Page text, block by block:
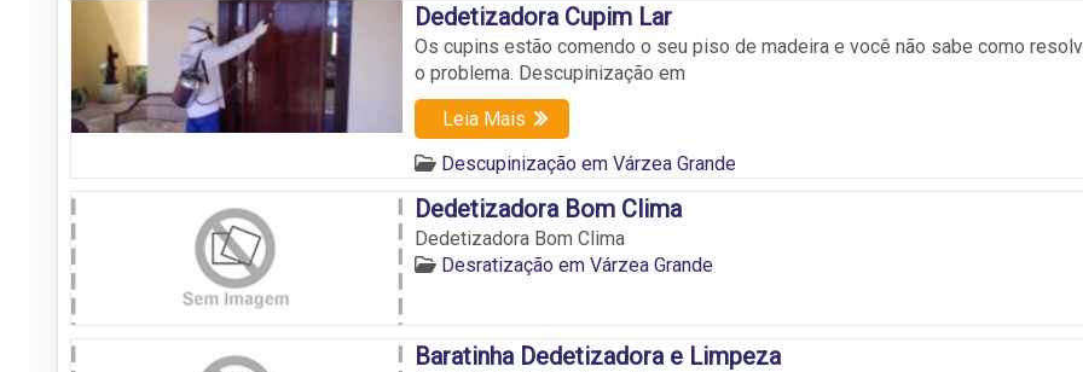
Dedetizadora Cupim Lar
Os cupins estão comendo o seu piso de madeira e você não sabe como
o problema. Descupinização em
Leia Mais
Descupinização em Várzea Grande
Dedetizadora Bom Clima
Dedetizadora Bom Clima
Desratização em Várzea Grande
Baratinha Dedetizadora e Limpeza